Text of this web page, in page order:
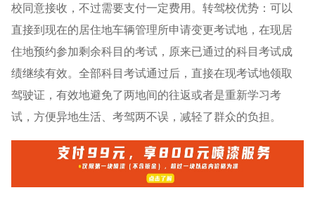
校同意接收，不过需要支付一定费用。转驾校优势：可以
直接到现在的居住地车辆管理所申请变更考试地，在现居
住地预约参加剩余科目的考试，原来已通过的科目考试成
绩继续有效。全部科目考试通过后，直接在现考试地领取
驾驶证，有效地避免了两地间的往返或者是重新学习考
试，方便异地生活、考驾两不误，减轻了群众的负担。